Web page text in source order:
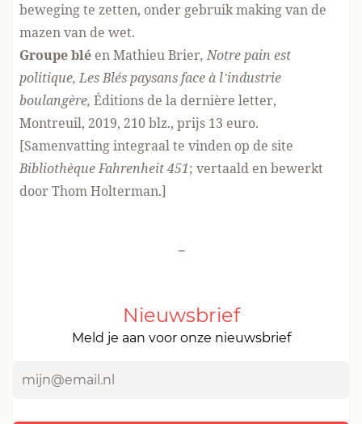
beweging te zetten, onder gebruik making van de
mazen van de wet.
Groupe blé en Mathieu Brier, Notre pain est
politique, Les Blés paysans face à l’industrie
boulangère, Éditions de la dernière letter,
Montreuil, 2019, 210 blz., prijs 13 euro.
[Samenvatting integraal te vinden op de site
Bibliothèque Fahrenheit 451; vertaald en bewerkt
door Thom Holterman.]
-
Nieuwsbrief
Meld je aan voor onze nieuwsbrief